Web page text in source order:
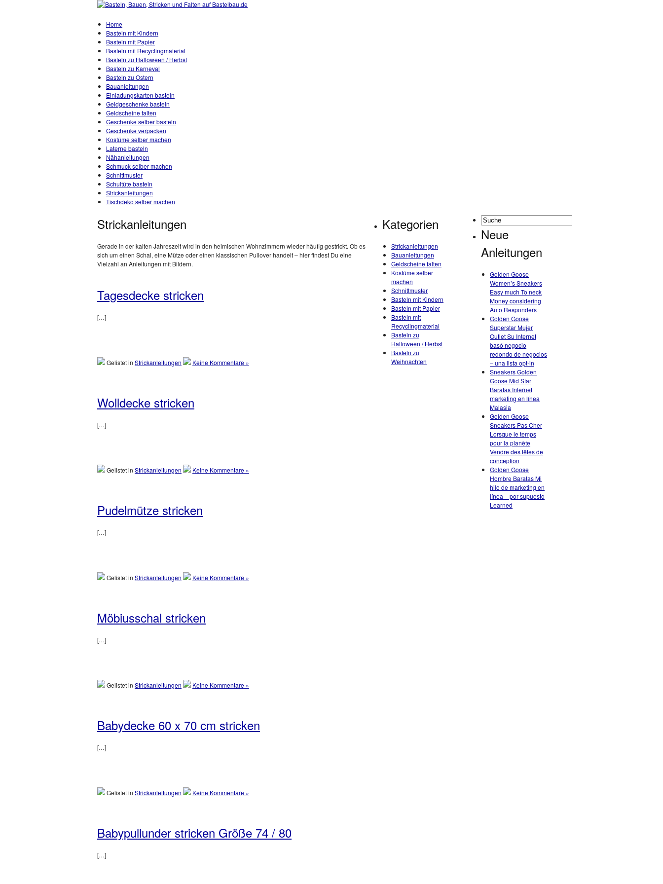
Home
Basteln mit Kindern
Basteln mit Papier
Basteln mit Recyclingmaterial
Basteln zu Halloween / Herbst
Basteln zu Karneval
Basteln zu Ostern
Bauanleitungen
Einladungskarten basteln
Geldgeschenke basteln
Geldscheine falten
Geschenke selber basteln
Geschenke verpacken
Kostüme selber machen
Laterne basteln
Nähanleitungen
Schmuck selber machen
Schnittmuster
Schultüte basteln
Strickanleitungen
Tischdeko selber machen
Strickanleitungen
Gerade in der kalten Jahreszeit wird in den heimischen Wohnzimmern wieder häufig gestrickt. Ob es
sich um einen Schal, eine Mütze oder einen klassischen Pullover handelt – hier findest Du eine
Vielzahl an Anleitungen mit Bildern.
Tagesdecke stricken
[…]
Gelistet in Strickanleitungen Keine Kommentare »
Wolldecke stricken
[…]
Gelistet in Strickanleitungen Keine Kommentare »
Pudelmütze stricken
[…]
Gelistet in Strickanleitungen Keine Kommentare »
Möbiusschal stricken
[…]
Gelistet in Strickanleitungen Keine Kommentare »
Babydecke 60 x 70 cm stricken
[…]
Gelistet in Strickanleitungen Keine Kommentare »
Babypullunder stricken Größe 74 / 80
[…]
Kategorien
Strickanleitungen
Bauanleitungen
Geldscheine falten
Kostüme selber
machen
Schnittmuster
Basteln mit Kindern
Basteln mit Papier
Basteln mit
Recyclingmaterial
Basteln zu
Halloween / Herbst
Basteln zu
Weihnachten
Neue
Anleitungen
Golden Goose
Women’s Sneakers
Easy much To neck
Money considering
Auto Responders
Golden Goose
Superstar Mujer
Outlet Su Internet
basó negocio
redondo de negocios
– una lista opt-in
Sneakers Golden
Goose Mid Star
Baratas Internet
marketing en línea
Malasia
Golden Goose
Sneakers Pas Cher
Lorsque le temps
pour la planète
Vendre des têtes de
conception
Golden Goose
Hombre Baratas Mi
hilo de marketing en
línea – por supuesto
Learned